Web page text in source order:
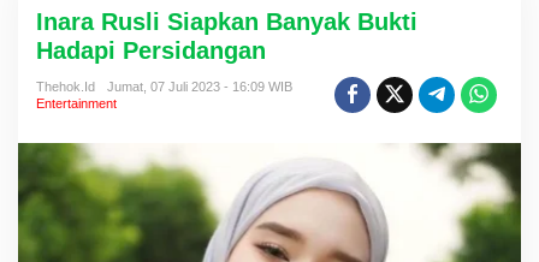
a
r
a
R
S
i
a
Inara Rusli Siapkan Banyak Bukti
Hadapi Persidangan
Thehok.id
Jumat, 07 Juli 2023 - 16:09 WIB
Entertainment